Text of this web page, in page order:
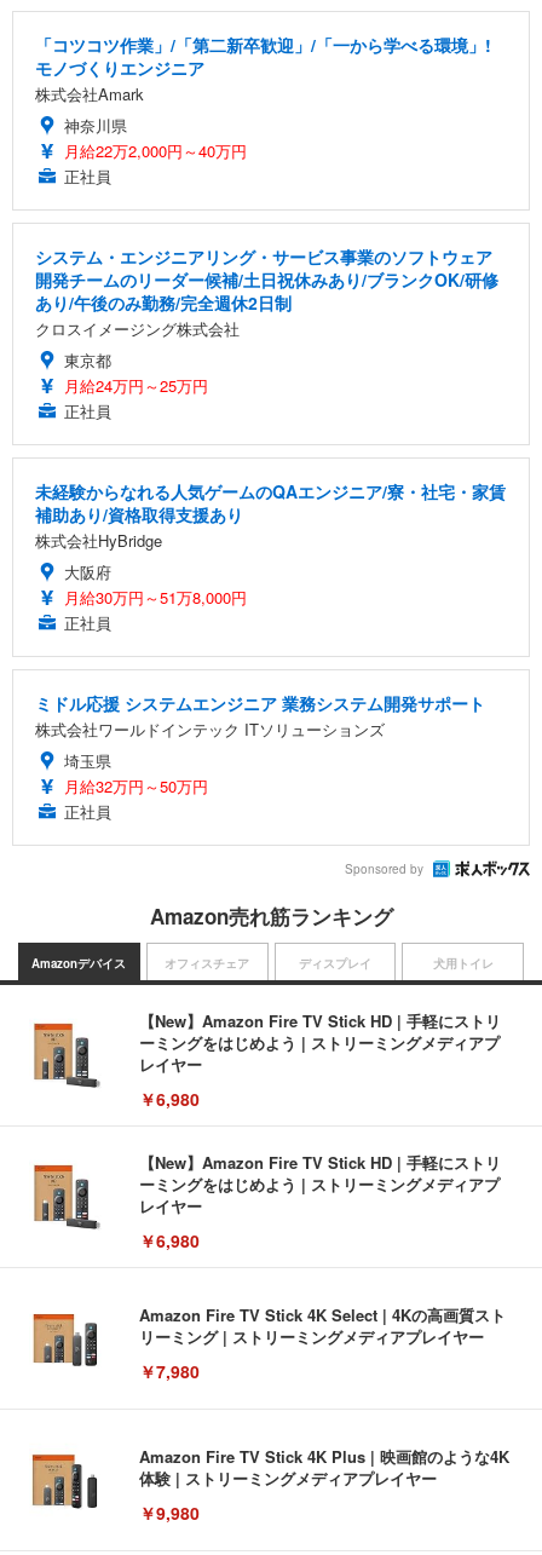
「コツコツ作業」/「第二新卒歓迎」/「一から学べる環境」!
モノづくりエンジニア
株式会社Amark
神奈川県
月給22万2,000円～40万円
正社員
システム・エンジニアリング・サービス事業のソフトウェア
開発チームのリーダー候補/土日祝休みあり/ブランクOK/研修
あり/午後のみ勤務/完全週休2日制
クロスイメージング株式会社
東京都
月給24万円～25万円
正社員
未経験からなれる人気ゲームのQAエンジニア/寮・社宅・家賃
補助あり/資格取得支援あり
株式会社HyBridge
大阪府
月給30万円～51万8,000円
正社員
ミドル応援 システムエンジニア 業務システム開発サポート
株式会社ワールドインテック ITソリューションズ
埼玉県
月給32万円～50万円
正社員
Sponsored by
Amazon売れ筋ランキング
Amazonデバイス
【New】Amazon Fire TV Stick HD | 手軽にストリ
ーミングをはじめよう | ストリーミングメディアプ
レイヤー
￥6,980
【New】Amazon Fire TV Stick HD | 手軽にストリ
ーミングをはじめよう | ストリーミングメディアプ
レイヤー
￥6,980
Amazon Fire TV Stick 4K Select | 4Kの高画質スト
リーミング | ストリーミングメディアプレイヤー
￥7,980
Amazon Fire TV Stick 4K Plus | 映画館のような4K
体験 | ストリーミングメディアプレイヤー
￥9,980
オフィスチェア ディスプレイ 犬用トイレ